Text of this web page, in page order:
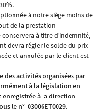
à notre siège moins de
de la prestation
à titre d’indemnité,
devra régler le solde du prix
et annulée par le client est
des activités organisées par
à la législation en
à la direction
le n°03006ET0029.